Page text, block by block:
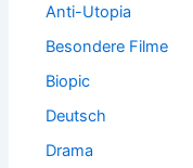
Anti-Utopia
Besondere Filme
Biopic
Deutsch
Drama